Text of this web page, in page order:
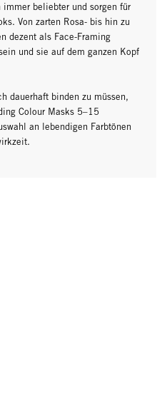
beliebter und sorgen für
Von zarten Rosa- bis hin zu
dezent als Face-Framing
und sie auf dem ganzen Kopf
dauerhaft binden zu müssen,
Colour Masks 5–15
an lebendigen Farbtönen